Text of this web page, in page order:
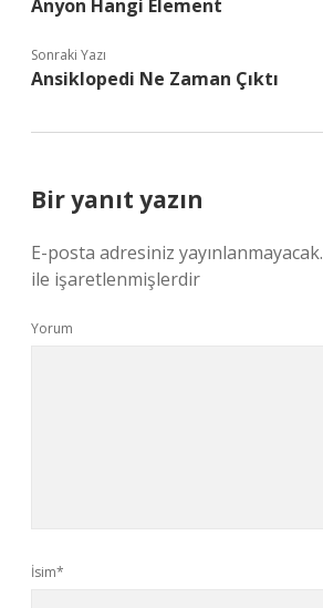
Anyon Hangi Element
Sonraki Yazı
Ansiklopedi Ne Zaman Çıktı
Bir yanıt yazın
E-posta adresiniz yayınlanmayacak.
ile işaretlenmişlerdir
Yorum
İsim*